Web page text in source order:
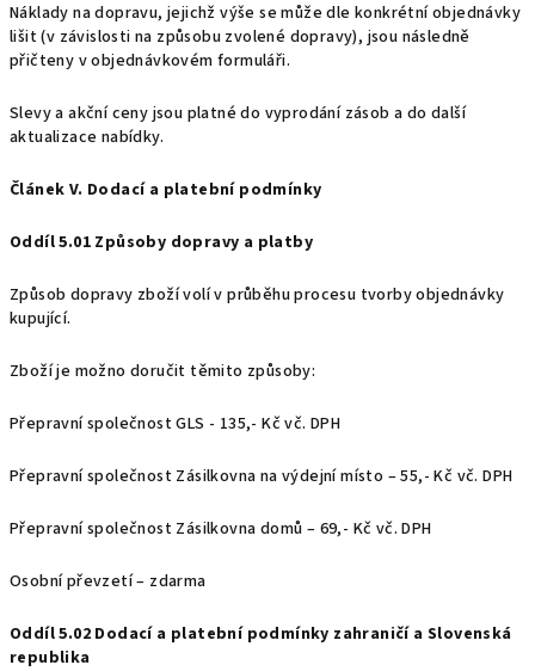
Náklady na dopravu, jejichž výše se může dle konkrétní objednávky
lišit (v závislosti na způsobu zvolené dopravy), jsou následně
přičteny v objednávkovém formuláři.
Slevy a akční ceny jsou platné do vyprodání zásob a do další
aktualizace nabídky.
Článek V. Dodací a platební podmínky
Oddíl 5.01 Způsoby dopravy a platby
Způsob dopravy zboží volí v průběhu procesu tvorby objednávky
kupující.
Zboží je možno doručit těmito způsoby:
Přepravní společnost GLS - 135,- Kč vč. DPH
Přepravní společnost Zásilkovna na výdejní místo – 55,- Kč vč. DPH
Přepravní společnost Zásilkovna domů – 69,- Kč vč. DPH
Osobní převzetí – zdarma
Oddíl 5.02 Dodací a platební podmínky zahraničí a Slovenská
republika